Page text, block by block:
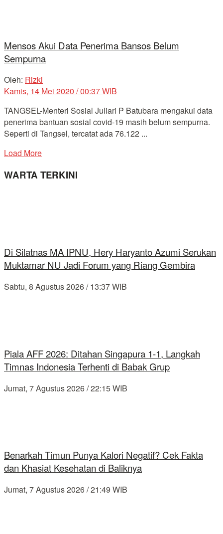
Mensos Akui Data Penerima Bansos Belum
Sempurna
Oleh: Rizki
Kamis, 14 Mei 2020 / 00:37 WIB
TANGSEL-Menteri Sosial Juliari P Batubara mengakui data
penerima bantuan sosial covid-19 masih belum sempurna.
Seperti di Tangsel, tercatat ada 76.122 ...
Load More
WARTA TERKINI
Di Silatnas MA IPNU, Hery Haryanto Azumi Serukan
Muktamar NU Jadi Forum yang Riang Gembira
Sabtu, 8 Agustus 2026 / 13:37 WIB
Piala AFF 2026: Ditahan Singapura 1-1, Langkah
Timnas Indonesia Terhenti di Babak Grup
Jumat, 7 Agustus 2026 / 22:15 WIB
Benarkah Timun Punya Kalori Negatif? Cek Fakta
dan Khasiat Kesehatan di Baliknya
Jumat, 7 Agustus 2026 / 21:49 WIB